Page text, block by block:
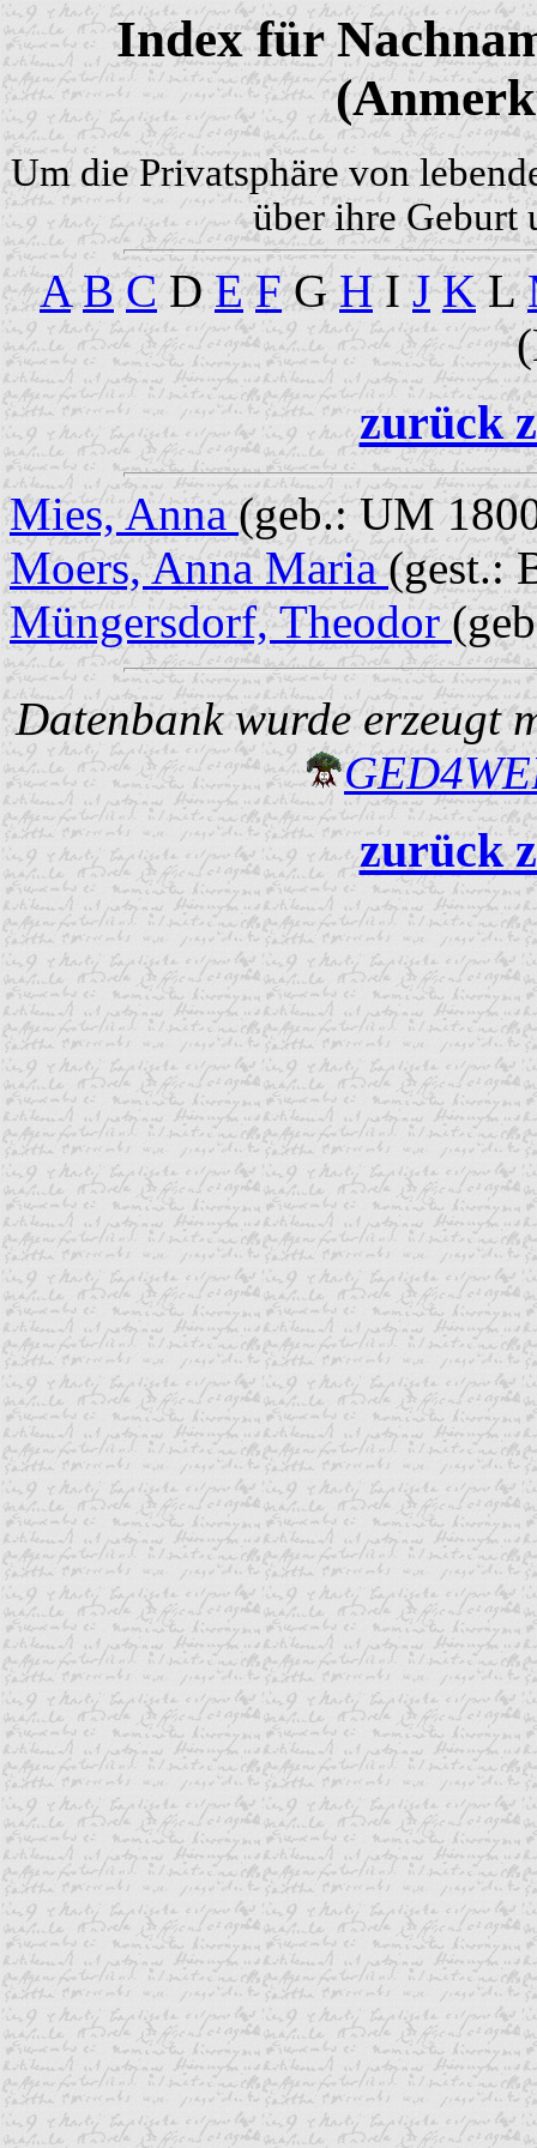
Index für
Um die Privatsphäre von
über ihre Geburt
A B CDE FGHIJ KL
zurück
Mies, Anna(geb.: UM
Moers, Anna Maria(gest.:
Müngersdorf, Theodor
Datenbank wurde erzeugt
zurück